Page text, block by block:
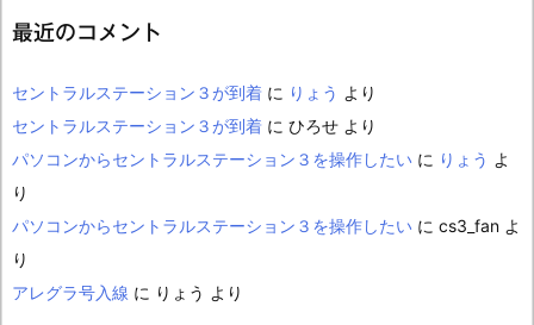
最近のコメント
セントラルステーション３が到着 に りょう より
セントラルステーション３が到着 に ひろせ より
パソコンからセントラルステーション３を操作したい に りょう よ
り
パソコンからセントラルステーション３を操作したい に cs3_fan よ
り
アレグラ号入線 に りょう より